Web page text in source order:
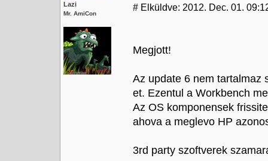
Lazi
Mr. AmiCon
# Elküldve: 2012. Dec. 01.
Megjott!
Az update 6 nem tartalmaz
et. Ezentul a Workbench
Az OS komponensek
ahova a meglevo HP
3rd party szoftverek